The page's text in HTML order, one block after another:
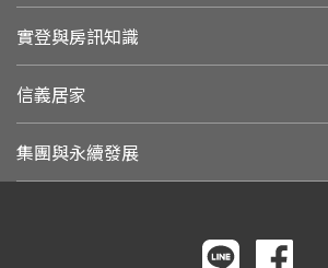
實登與房訊知識
信義居家
集團與永續發展